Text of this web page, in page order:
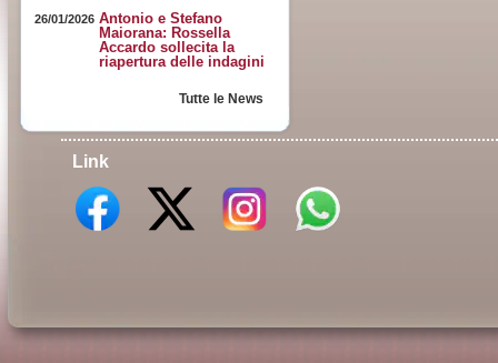
26/01/2026 Antonio e Stefano
Maiorana: Rossella
Accardo sollecita la
riapertura delle indagini
Tutte le News
Link